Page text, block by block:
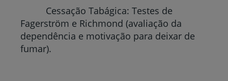
Cessação Tabágica: Testes de
Fagerström e Richmond (avaliação da
dependência e motivação para deixar de
fumar).